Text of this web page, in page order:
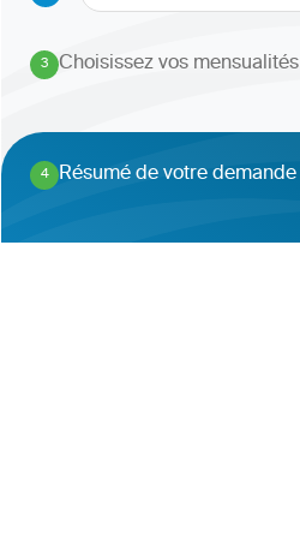
3
. Choisissez vos mensualités
4
. Résumé de votre demande